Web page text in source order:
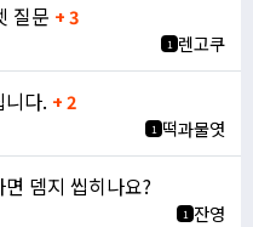
질문 + 3
1 렌고쿠
다. + 2
1 떡과물엿
뎀지 씹히나요?
1 잔영